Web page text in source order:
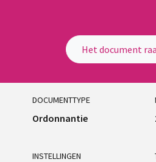
Het document
DOCUMENTTYPE
Ordonnantie
INSTELLINGEN